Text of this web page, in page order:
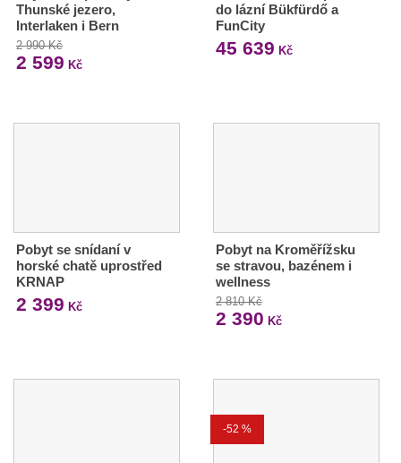
Thunské jezero,
Interlaken i Bern
2 990 Kč
2 599 Kč
do lázní Bükfürdő a
FunCity
45 639 Kč
Pobyt se snídaní v
horské chatě uprostřed
KRNAP
2 399 Kč
Pobyt na Kroměřížsku
se stravou, bazénem i
wellness
2 810 Kč
2 390 Kč
-52 %